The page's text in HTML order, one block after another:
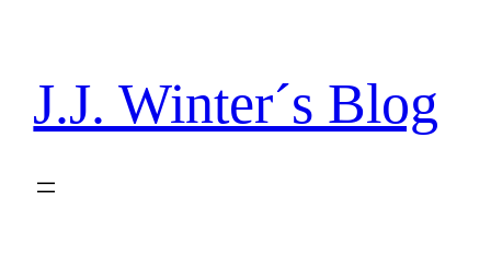
Inhalt
wechseln
J.J. Winter´s Blog